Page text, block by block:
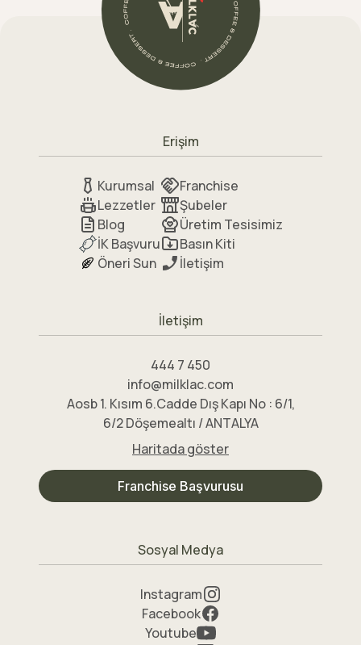
Erişim
Kurumsal
Lezzetler
Blog
İK Başvuru
Öneri Sun
Franchise
Şubeler
Üretim Tesisimiz
Basın Kiti
İletişim
İletişim
444 7 450
info@milklac.com
Aosb 1. Kısım 6.Cadde Dış Kapı No : 6/1,
6/2 Döşemealtı / ANTALYA
Haritada göster
Franchise Başvurusu
Sosyal Medya
Instagram
Facebook
Youtube